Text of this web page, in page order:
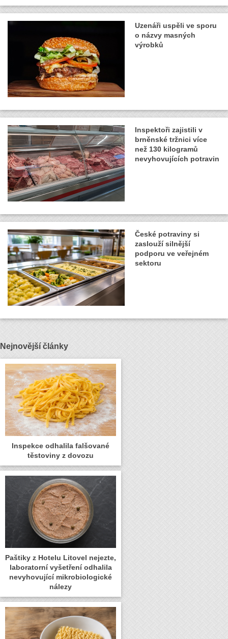
Uzenáři uspěli ve sporu
o názvy masných
výrobků
Inspektoři zajistili v
brněnské tržnici více
než 130 kilogramů
nevyhovujících potravin
České potraviny si
zaslouží silnější
podporu ve veřejném
sektoru
Nejnovější články
Inspekce odhalila falšované
těstoviny z dovozu
Paštiky z Hotelu Litovel nejezte,
laboratorní vyšetření odhalila
nevyhovující mikrobiologické
nálezy